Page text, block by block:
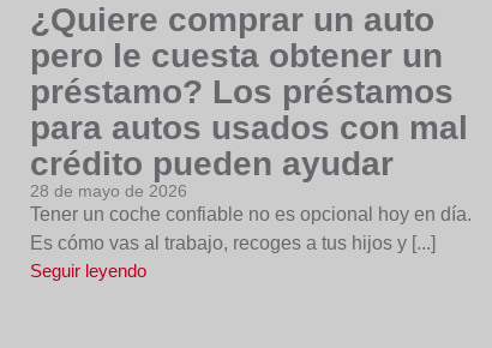
¿Quiere comprar un auto
pero le cuesta obtener un
préstamo? Los préstamos
para autos usados con mal
crédito pueden ayudar
28 de mayo de 2026
Tener un coche confiable no es opcional hoy en día.
Es cómo vas al trabajo, recoges a tus hijos y [...]
Seguir leyendo